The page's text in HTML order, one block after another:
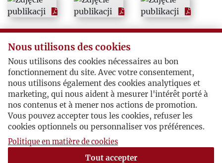
2006
2007
2009
2010
Nous utilisons des cookies
Nous utilisons des cookies nécessaires au bon
fonctionnement du site. Avec votre consentement,
nous utilisons également des cookies analytiques et
marketing, qui nous aident à mesurer l'intérêt porté à
nos contenus et à mener nos actions de promotion.
Vous pouvez accepter tous les cookies, refuser les
cookies optionnels ou personnaliser vos préférences.
Politique en matière de cookies
Tout accepter